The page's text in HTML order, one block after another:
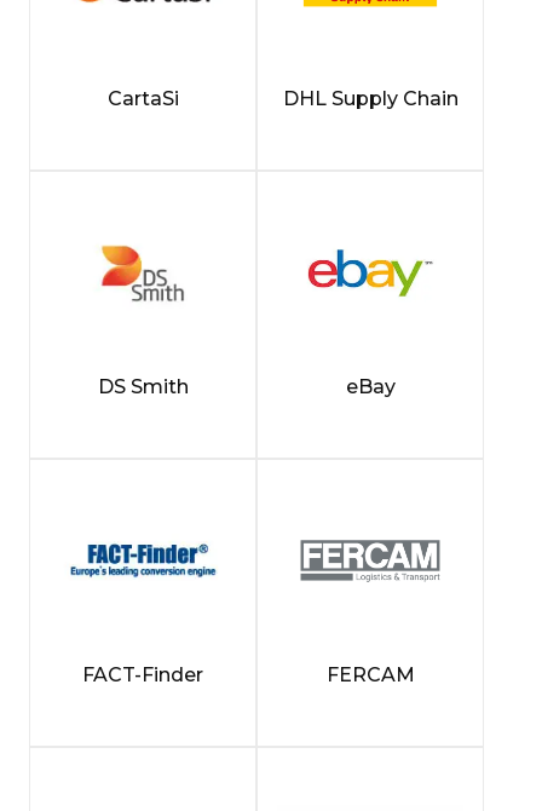
CartaSi DHL Supply Chain
DS Smith eBay
FACT-Finder FERCAM